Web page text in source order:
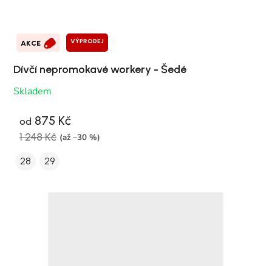
AKCE VÝPRODEJ
Dívčí nepromokavé workery - Šedé
Skladem
od 875 Kč
1 248 Kč (až –30 %)
28 29